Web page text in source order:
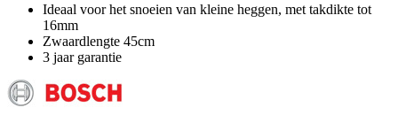
Ideaal voor het snoeien van kleine heggen, met takdikte tot
16mm
Zwaardlengte 45cm
3 jaar garantie